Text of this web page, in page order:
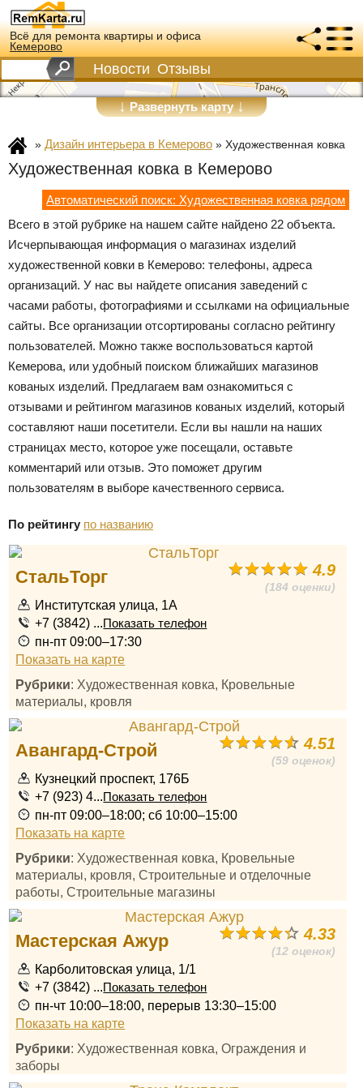
Всё для ремонта квартиры и офиса
Кемерово
Новости Отзывы
↓Развернуть карту↓
» Дизайн интерьера в Кемерово » Художественная ковка
Художественная ковка в Кемерово
Автоматический поиск: Художественная ковка рядом
Всего в этой рубрике на нашем сайте найдено 22 объекта.
Исчерпывающая информация о магазинах изделий
художественной ковки в Кемерово: телефоны, адреса
организаций. У нас вы найдете описания заведений с
часами работы, фотографиями и ссылками на официальные
сайты. Все организации отсортированы согласно рейтингу
пользователей. Можно также воспользоваться картой
Кемерова, или удобный поиском ближайших магазинов
кованых изделий. Предлагаем вам ознакомиться с
отзывами и рейтингом магазинов кованых изделий, который
составляют наши посетители. Если вы нашли на наших
страницах место, которое уже посещали, оставьте
комментарий или отзыв. Это поможет другим
пользователям в выборе качественного сервиса.
По рейтингу по названию
4.9
(184 оценки)
СтальТорг
Институтская улица, 1А
+7 (3842) ...Показать телефон
пн-пт 09:00–17:30
Показать на карте
Рубрики: Художественная ковка, Кровельные
материалы, кровля
4.51
(59 оценок)
Авангард-Строй
Кузнецкий проспект, 176Б
+7 (923) 4...Показать телефон
пн-пт 09:00–18:00; сб 10:00–15:00
Показать на карте
Рубрики: Художественная ковка, Кровельные
материалы, кровля, Строительные и отделочные
работы, Строительные магазины
4.33
(12 оценок)
Мастерская Ажур
Карболитовская улица, 1/1
+7 (3842) ...Показать телефон
пн-чт 10:00–18:00, перерыв 13:30–15:00
Показать на карте
Рубрики: Художественная ковка, Ограждения и
заборы